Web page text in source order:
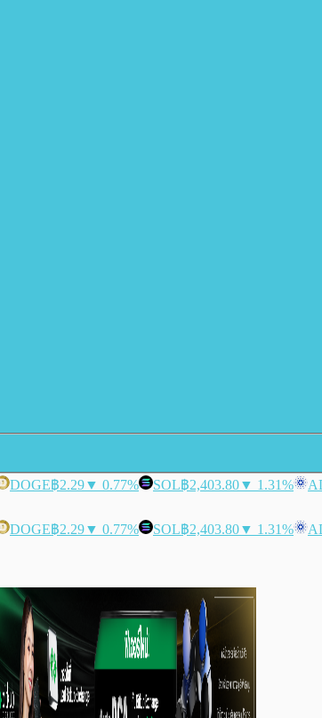
DOGE฿2.29▼ 0.77% SOL฿2,403.80▼ 1.31%
DOGE฿2.29▼ 0.77% SOL฿2,403.80▼ 1.31%